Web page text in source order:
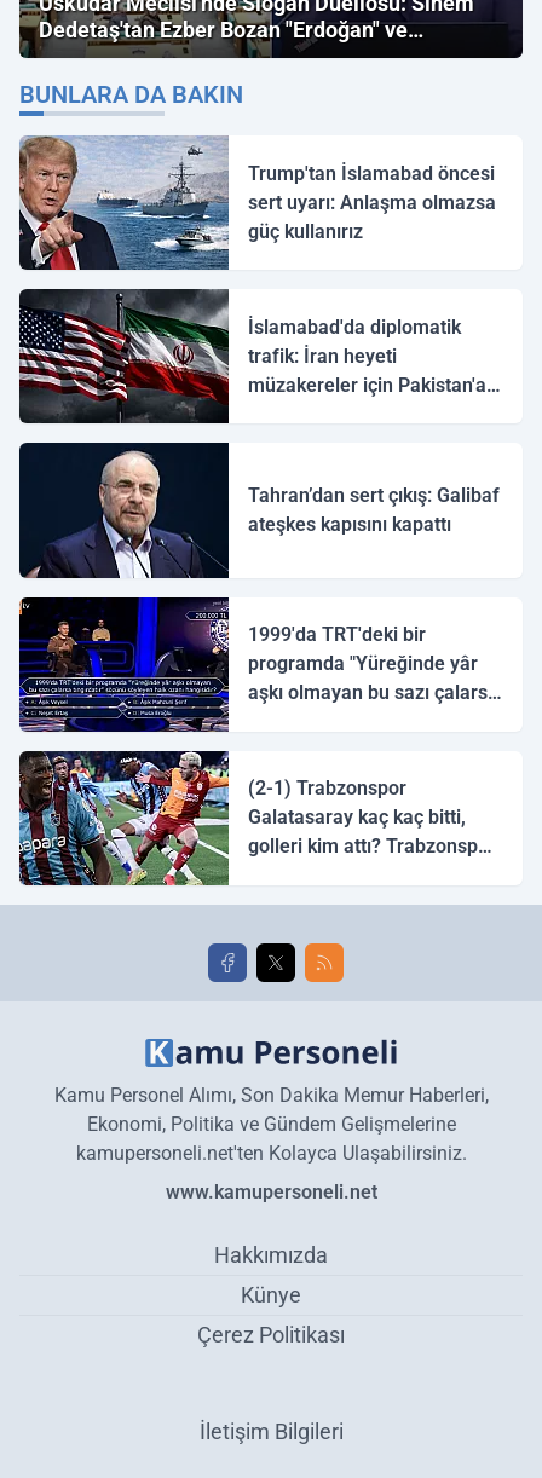
Dedetaş'tan Ezber Bozan "Erdoğan" ve
"İmamoğlu" Çıkışı!
BUNLARA DA BAKIN
Trump'tan İslamabad öncesi
sert uyarı: Anlaşma olmazsa
güç kullanırız
İslamabad'da diplomatik
trafik: İran heyeti
müzakereler için Pakistan'a
Tahran’dan sert çıkış: Galibaf
ateşkes kapısını kapattı
1999'da TRT'deki bir
programda "Yüreğinde yâr
aşkı olmayan bu sazı çalarsa
(2-1) Trabzonspor
Galatasaray kaç kaç bitti,
golleri kim attı? Trabzonspor
golleri!
Kamu Personel Alımı, Son Dakika Memur Haberleri,
Ekonomi, Politika ve Gündem Gelişmelerine
kamupersoneli.net'ten Kolayca Ulaşabilirsiniz.
www.kamupersoneli.net
Hakkımızda
Künye
Çerez Politikası
İletişim Bilgileri